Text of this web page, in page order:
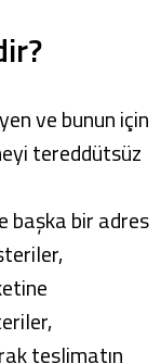
ve bunun için
tereddütsüz
başka bir adres
teslimatın